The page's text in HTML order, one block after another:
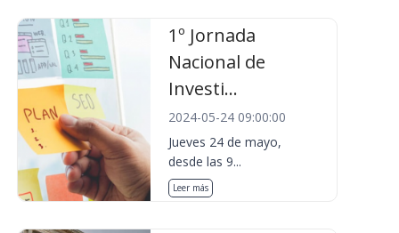
1º Jornada
Nacional de
Investi...
2024-05-24 09:00:00
Jueves 24 de mayo,
desde las 9...
Leer más